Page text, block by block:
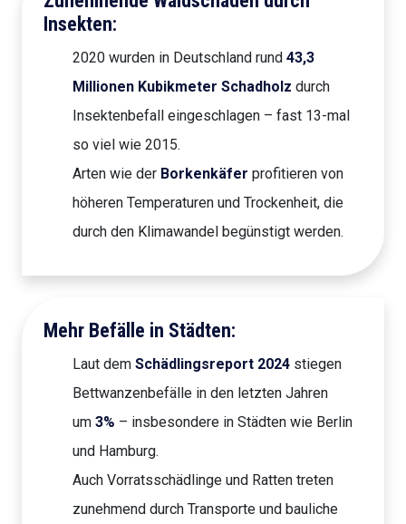
Insekten:
2020 wurden in Deutschland rund 43,3
Millionen Kubikmeter Schadholz durch
Insektenbefall eingeschlagen – fast 13-mal
so viel wie 2015.
Arten wie der Borkenkäfer profitieren von
höheren Temperaturen und Trockenheit, die
durch den Klimawandel begünstigt werden.
Mehr Befälle in Städten:
Laut dem Schädlingsreport 2024 stiegen
Bettwanzenbefälle in den letzten Jahren
um 3% – insbesondere in Städten wie Berlin
und Hamburg.
Auch Vorratsschädlinge und Ratten treten
zunehmend durch Transporte und bauliche